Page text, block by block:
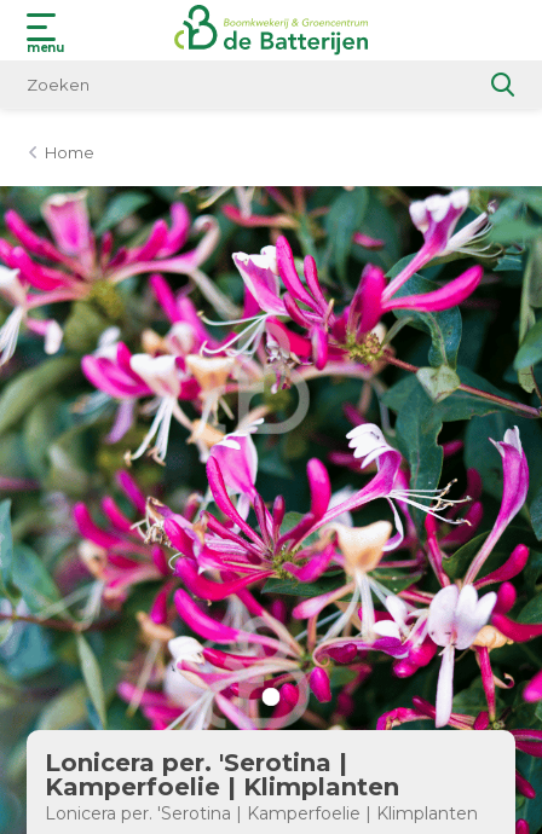
menu
Home
Lonicera per. 'Serotina |
Kamperfoelie | Klimplanten
Lonicera per. 'Serotina | Kamperfoelie | Klimplanten